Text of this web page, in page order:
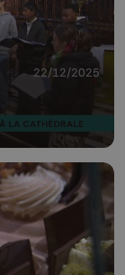
22/12/2025